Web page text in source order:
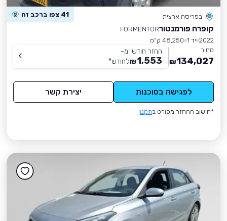
בפריסה ארצית 41 צפו ברכב זה
קופרה פורמנטורFORMENTOR
2022 יד 1
48,250 ק״מ
מחיר
134,027
₪
החזר חודשי מ-
1,553
₪לחודש*
לפגישה בסוכנות יצירת קשר
*חישוב ההחזר מפורט בתקנון